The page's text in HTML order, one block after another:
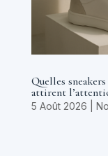
Quelles
attirent
5 Août 2026